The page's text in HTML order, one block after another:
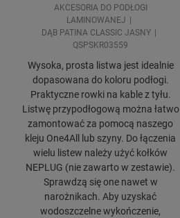
AKCESORIA DO PODŁOGI
LAMINOWANEJ
DĄB PATINA CLASSIC JASNY
QSPSKR03559
Wysoka, prosta listwa jest idealnie
dopasowana do koloru podłogi.
Praktyczne rowki na kable z tyłu.
Listwę przypodłogową można łatwo
zamontować za pomocą naszego
kleju One4All lub szyny. Do łączenia
wielu listew należy użyć kołków
NEPLUG (nie zawarto w zestawie).
Sprawdzą się one nawet w
narożnikach. Aby uzyskać
wodoszczelne wykończenie,